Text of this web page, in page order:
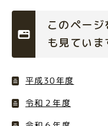
このペー
も見ていま
平成30年度
令和２年度